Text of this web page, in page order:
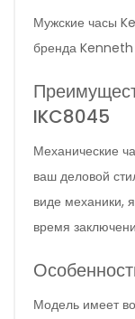
Мужские часы
бренда
IKC8045
Механические
ваш деловой
виде механики,
время
Модель имеет